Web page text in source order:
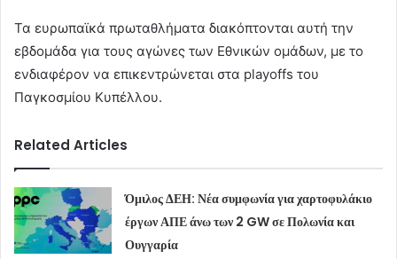
Τα ευρωπαϊκά πρωταθλήματα διακόπτονται αυτή την
εβδομάδα για τους αγώνες των Εθνικών ομάδων, με το
ενδιαφέρον να επικεντρώνεται στα playoffs του
Παγκοσμίου Κυπέλλου.
Related Articles
Όμιλος ΔΕΗ: Νέα συμφωνία για χαρτοφυλάκιο
έργων ΑΠΕ άνω των 2 GW σε Πολωνία και
Ουγγαρία